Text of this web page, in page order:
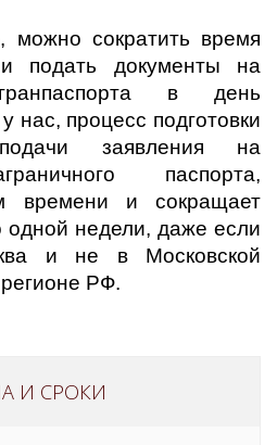
сократить время
подать документы на
в день
нас, процесс подготовки
заявления на
паспорта,
времени и сокращает
одной недели, даже если
и не в Московской
РФ.
И СРОКИ